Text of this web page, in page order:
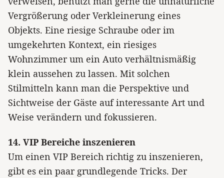
Vergrößerung oder Verkleinerung eines
Objekts. Eine riesige Schraube oder im
umgekehrten Kontext, ein riesiges
Wohnzimmer um ein Auto verhältnismäßig
klein aussehen zu lassen. Mit solchen
Stilmitteln kann man die Perspektive und
Sichtweise der Gäste auf interessante Art und
Weise verändern und fokussieren.
14. VIP Bereiche inszenieren
Um einen VIP Bereich richtig zu inszenieren,
gibt es ein paar grundlegende Tricks. Der